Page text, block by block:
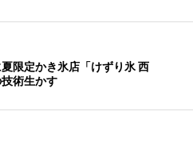
限定かき氷店「けずり氷 西
術生かす